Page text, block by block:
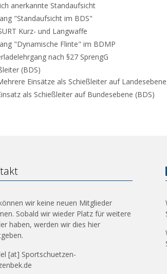
anerkannte Standaufsicht
"Standaufsicht im BDS"
Kurz- und Langwaffe
"Dynamische Flinte" im BDMP
nach §27 SprengG
(BDS)
Einsätze als Schießleiter auf
als Schießleiter auf Bundesebene (BDS)
wir keine neuen Mitglieder
Sobald wir wieder Platz für weitere
haben, werden wir dies hier
[at] Sportschuetzen-